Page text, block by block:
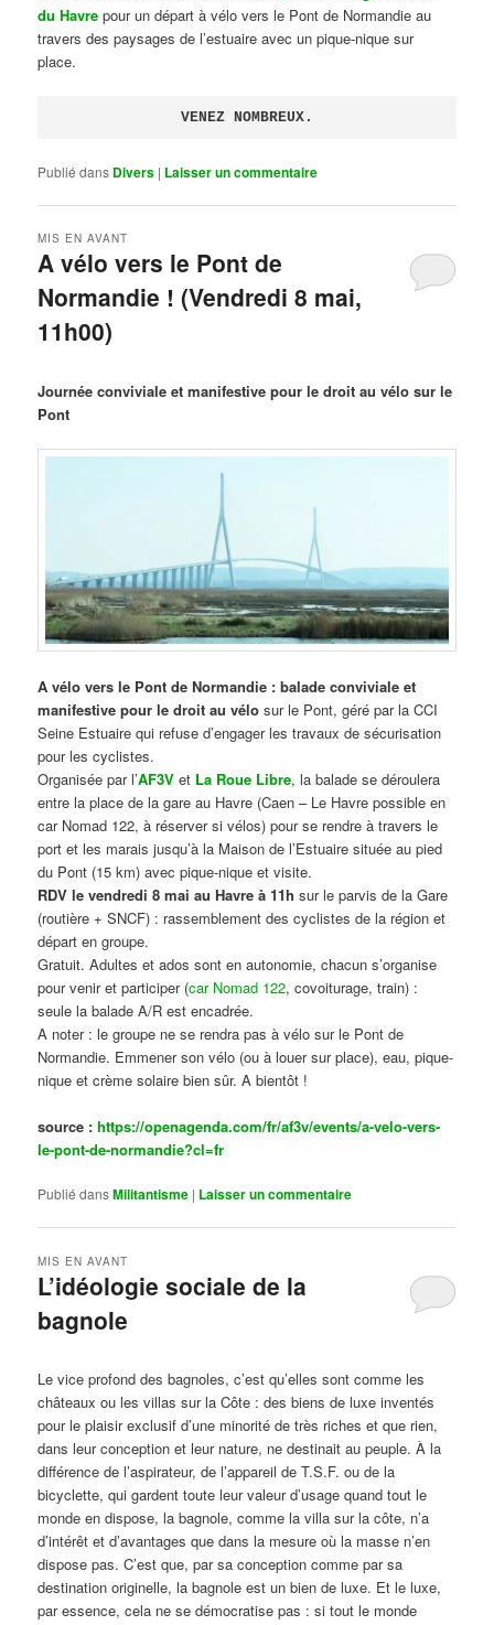
du Havre pour un départ à vélo vers le Pont de Normandie au
travers des paysages de l’estuaire avec un pique-nique sur
place.
VENEZ NOMBREUX.
Publié dans Divers | Laisser un commentaire
A vélo vers le Pont de
Normandie ! (Vendredi 8 mai,
11h00)
MIS EN AVANT
Journée conviviale et manifestive pour le droit au vélo sur le
Pont
A vélo vers le Pont de Normandie : balade conviviale et
manifestive pour le droit au vélo sur le Pont, géré par la CCI
Seine Estuaire qui refuse d’engager les travaux de sécurisation
pour les cyclistes.
Organisée par l’AF3V et La Roue Libre, la balade se déroulera
entre la place de la gare au Havre (Caen – Le Havre possible en
car Nomad 122, à réserver si vélos) pour se rendre à travers le
port et les marais jusqu’à la Maison de l’Estuaire située au pied
du Pont (15 km) avec pique-nique et visite.
RDV le vendredi 8 mai au Havre à 11h sur le parvis de la Gare
(routière + SNCF) : rassemblement des cyclistes de la région et
départ en groupe.
Gratuit. Adultes et ados sont en autonomie, chacun s’organise
pour venir et participer (car Nomad 122, covoiturage, train) :
seule la balade A/R est encadrée.
A noter : le groupe ne se rendra pas à vélo sur le Pont de
Normandie. Emmener son vélo (ou à louer sur place), eau, pique-
nique et crème solaire bien sûr. A bientôt !
source :https://openagenda.com/fr/af3v/events/a-velo-vers-
le-pont-de-normandie?cl=fr
Publié dansMilitantisme | Laisser un commentaire
L’idéologie sociale de la
bagnole
MIS EN AVANT
Le vice profond des bagnoles, c’est qu’elles sont comme les
châteaux ou les villas sur la Côte : des biens de luxe inventés
pour le plaisir exclusif d’une minorité de très riches et que rien,
dans leur conception et leur nature, ne destinait au peuple. À la
différence de l’aspirateur, de l’appareil de T.S.F. ou de la
bicyclette, qui gardent toute leur valeur d’usage quand tout le
monde en dispose, la bagnole, comme la villa sur la côte, n’a
d’intérêt et d’avantages que dans la mesure où la masse n’en
dispose pas. C’est que, par sa conception comme par sa
destination originelle, la bagnole est un bien de luxe. Et le luxe,
par essence, cela ne se démocratise pas : si tout le monde